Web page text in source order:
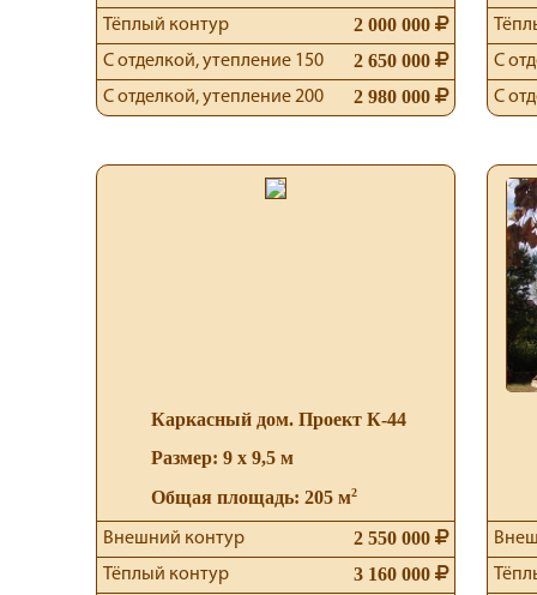
Тёплый контур 2 000 000
С отделкой, утепление 150 2 650 000
С отделкой, утепление 200 2 980 000
С
С
Каркасный дом. Проект К-44
Размер: 9 х 9,5 м
Общая площадь: 205 м2
Внешний контур 2 550 000
Тёплый контур 3 160 000